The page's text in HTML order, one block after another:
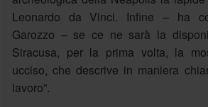
Leonardo da Vinci. Infine – ha
Garozzo – se ce ne sarà la
Siracusa, per la prima volta, la
ucciso, che descrive in maniera
lavoro”.